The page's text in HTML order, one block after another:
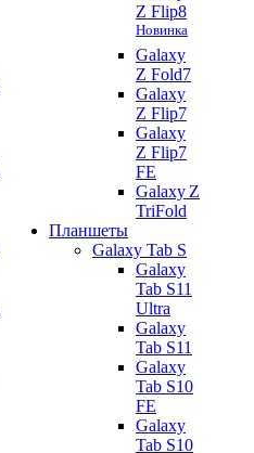
Z Flip8
Новинка
Galaxy
Z Fold7
Galaxy
Z Flip7
Galaxy
Z Flip7
FE
Galaxy Z
TriFold
Планшеты
Galaxy Tab S
Galaxy
Tab S11
Ultra
Galaxy
Tab S11
Galaxy
Tab S10
FE
Galaxy
Tab S10